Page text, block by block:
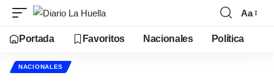
Aa
Portada Favoritos Nacionales Política
NACIONALES